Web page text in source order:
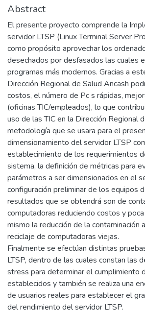
Abstract
El presente proyecto comprende la
servidor LTSP (Linux Terminal Server
como propósito aprovechar los
desechados por desfasados las cuales
programas más modernos. Gracias a
Dirección Regional de Salud Ancash
costos, el número de Pc s rápidas,
(oficinas TIC/empleados), lo que
uso de las TIC en la Dirección Regional
metodología que se usara para el
dimensionamiento del servidor LTSP
establecimiento de los requerimientos
sistema, la definición de métricas para
parámetros a ser dimensionados en el
configuración preliminar de los equipos
resultados que se obtendrá son de
computadoras reduciendo costos y
mismo la reducción de la contaminación
reciclaje de computadoras viejas.
Finalmente se efectúan distintas
LTSP, dentro de las cuales constan las
stress para determinar el cumplimiento
establecidos y también se realiza una
de usuarios reales para establecer el
del rendimiento del servidor LTSP.